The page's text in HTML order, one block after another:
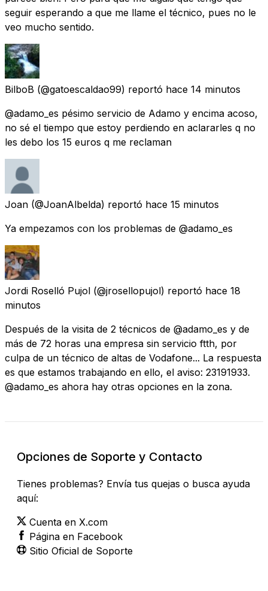
seguir esperando a que me llame el técnico, pues no le
veo mucho sentido.
BilboB (@gatoescaldao99) reportó hace 14 minutos
@adamo_es pésimo servicio de Adamo y encima acoso,
no sé el tiempo que estoy perdiendo en aclararles q no
les debo los 15 euros q me reclaman
Joan (@JoanAlbelda) reportó hace 15 minutos
Ya empezamos con los problemas de @adamo_es
Jordi Roselló Pujol (@jrosellopujol) reportó hace 18
minutos
Después de la visita de 2 técnicos de @adamo_es y de
más de 72 horas una empresa sin servicio ftth, por
culpa de un técnico de altas de Vodafone... La respuesta
es que estamos trabajando en ello, el aviso: 23191933.
@adamo_es ahora hay otras opciones en la zona.
Opciones de Soporte y Contacto
Tienes problemas? Envía tus quejas o busca ayuda
aquí:
Cuenta en X.com
Página en Facebook
Sitio Oficial de Soporte